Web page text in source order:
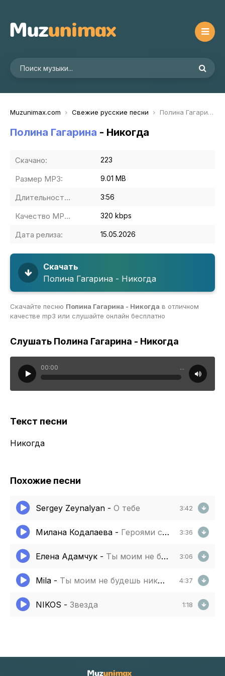
Muzunimax.com Свежие русские песни Полина Гагарина - Никогда
Полина Гагарина - Никогда
Скачано: 223
Размер MP3: 9.01 MB
Длительность MP3: 3:56
Качество MP3: 320 kbps
Дата релиза: 15.05.2026
Скачать
Полина Гагарина - Никогда
Скачайте песню Полина Гагарина - Никогда в отличном
качестве mp3 или слушайте онлайн бесплатно
Слушать Полина Гагарина - Никогда
00:00 ...
Текст песни
Никогда
Похожие песни
Sergey Zeynalyan - О тебе 3:42
Милана Кодалаева - Героями славится наша земля 3:36
Елена Адамчук - Ты моим не будешь никогда 3:06
Mila - Ты моим не будешь никогда 4:37
NIKOS - Звезда 1:18